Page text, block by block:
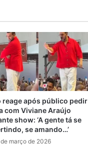
reage após público pedir
com Viviane Araújo
show: ‘A gente tá se
se amando…’
de março de 2026